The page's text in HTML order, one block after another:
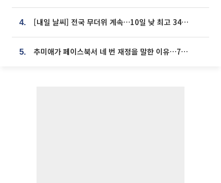
4. [내일 날씨] 전국 무더위 계속…10일 낮 최고 34도 육박
5. 추미애가 페이스북서 네 번 재정을 말한 이유…7700억 추경 열쇠는 도의회에